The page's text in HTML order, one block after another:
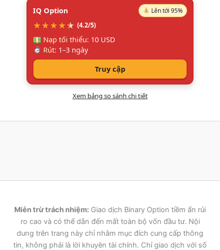
IQ Option Lên tới 95%
★★★★★
★ (4.2/5)
Nạp tối thiểu: 10 USD
Rút: 1–3 ngày
Truy cập
Xem bảng so sánh chi tiết
Miễn trừ trách nhiệm: Giao dịch Binary Option tiềm ẩn rủi
ro cao và có thể dẫn đến mất toàn bộ vốn đầu tư. Nội
dung trên trang này chỉ nhằm mục đích cung cấp thông
tin, không phải là lời khuyên tài chính. Chỉ giao dịch với số